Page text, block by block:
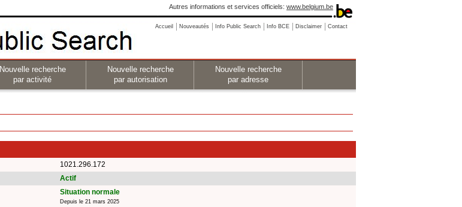
Autres informations et services officiels: www.belgium.be
Accueil Nouveautés Info Public Search Info BCE Disclaimer Contact
Nouvelle recherche
par activité
Nouvelle recherche
par autorisation
Nouvelle recherche
par adresse
1021.296.172
Actif
Situation normale
Depuis le 21 mars 2025